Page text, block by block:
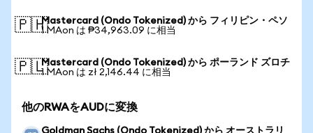
🇵🇭Mastercard (Ondo Tokenized) から フィリピン・ペソ
1 MAon は ₱34,963.09 に相当
🇵🇱Mastercard (Ondo Tokenized) から ポーランド ズロチ
1 MAon は zł 2,146.44 に相当
他のRWAをAUDに変換
Goldman Sachs (Ondo Tokenized) から オーストラリ